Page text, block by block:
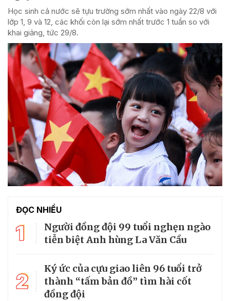
Học sinh cả nước sẽ tựu trường sớm nhất vào ngày 22/8 với
lớp 1, 9 và 12, các khối còn lại sớm nhất trước 1 tuần so với
khai giảng, tức 29/8.
ĐỌC NHIỀU
1
Người đồng đội 99 tuổi nghẹn ngào
tiễn biệt Anh hùng La Văn Cầu
2
Ký ức của cựu giao liên 96 tuổi trở
thành “tấm bản đồ” tìm hài cốt
đồng đội